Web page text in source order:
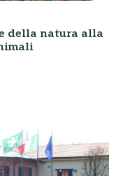
della natura alla